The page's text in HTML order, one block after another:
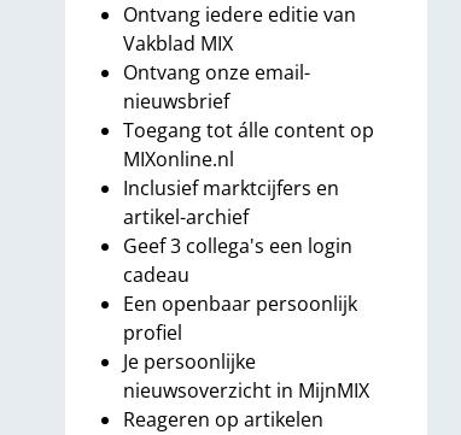
Ontvang iedere editie van
Vakblad MIX
Ontvang onze email-
nieuwsbrief
Toegang tot álle content op
MIXonline.nl
Inclusief marktcijfers en
artikel-archief
Geef 3 collega's een login
cadeau
Een openbaar persoonlijk
profiel
Je persoonlijke
nieuwsoverzicht in MijnMIX
Reageren op artikelen